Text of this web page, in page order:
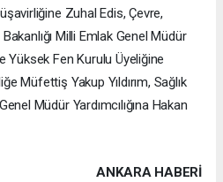
Zuhal Edis, Çevre,
Milli Emlak Genel Müdür
Yüksek Fen Kurulu Üyeliğine
Müfettiş Yakup Yıldırım, Sağlık
Müdür Yardımcılığına Hakan
ANKARA HABERİ